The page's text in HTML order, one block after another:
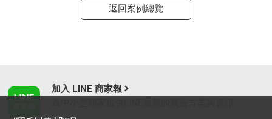
返回案例總覽
加入 LINE 商家報